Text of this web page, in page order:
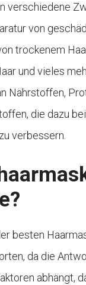
verschiedene
von
trockenem
und vieles
Nährstoffen,
die dazu
verbessern.
besten
da die
abhängt,